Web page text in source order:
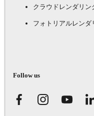
クラウドレンダリン
フォトリアルレンダ
Follow us